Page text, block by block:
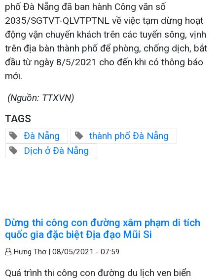
phố Đà Nẵng đã ban hành Công văn số
2035/SGTVT-QLVTPTNL về việc tạm dừng hoạt
động vận chuyển khách trên các tuyến sông, vịnh
trên địa bàn thành phố để phòng, chống dịch, bắt
đầu từ ngày 8/5/2021 cho đến khi có thông báo
mới.
(Nguồn: TTXVN)
TAGS
Đà Nẵng
thành phố Đà Nẵng
Dịch ở Đà Nẵng
Dừng thi công con đường xâm phạm di tích
quốc gia đặc biệt Địa đạo Mũi Si
Hưng Thơ | 08/05/2021 - 07:59
Quá trình thi công con đường du lịch ven biển